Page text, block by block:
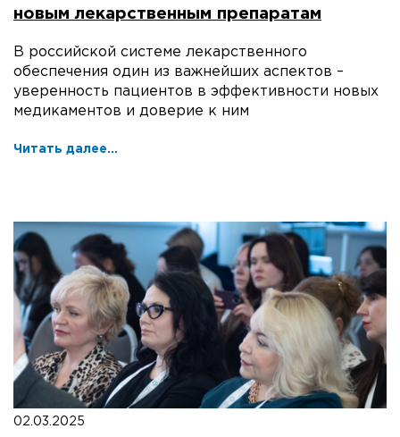
новым лекарственным препаратам
В российской системе лекарственного
обеспечения один из важнейших аспектов –
уверенность пациентов в эффективности новых
медикаментов и доверие к ним
Читать далее...
02.03.2025